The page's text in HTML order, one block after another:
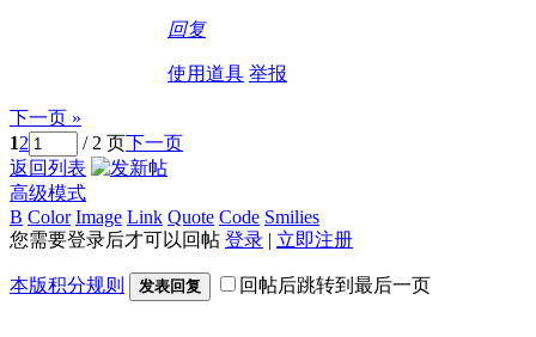
回复
使用道具 举报
下一页 »
12 / 2 页下一页
返回列表
高级模式
B Color Image Link Quote Code Smilies
您需要登录后才可以回帖 登录 | 立即注册
本版积分规则 发表回复 回帖后跳转到最后一页